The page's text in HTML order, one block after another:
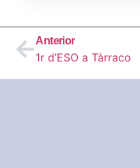
Anterior
1r d’ESO a Tàrraco